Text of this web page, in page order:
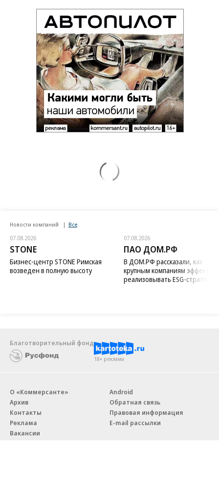
Новости компаний Все
07.08.2026
STONE
Бизнес-центр STONE Римская
возведен в полную высоту
07.08.2026
ПАО ДОМ.РФ
В ДОМ.РФ рассказали, как
крупным компаниям
реализовывать ESG-стратегию
Благотворительный фонд
18+ реклама
О «Коммерсанте»
Архив
Контакты
Реклама
Вакансии
Android
Обратная связь
Правовая информация
E-mail рассылки